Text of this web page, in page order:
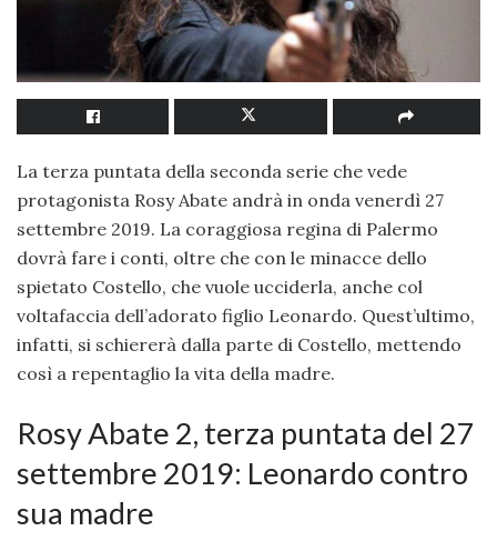
La terza puntata della seconda serie che vede
protagonista Rosy Abate andrà in onda venerdì 27
settembre 2019. La coraggiosa regina di Palermo
dovrà fare i conti, oltre che con le minacce dello
spietato Costello, che vuole ucciderla, anche col
voltafaccia dell’adorato figlio Leonardo. Quest’ultimo,
infatti, si schiererà dalla parte di Costello, mettendo
così a repentaglio la vita della madre.
Rosy Abate 2, terza puntata del 27
settembre 2019: Leonardo contro
sua madre